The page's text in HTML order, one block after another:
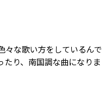
々な歌い方をしているんで
たり、南国調な曲になりま